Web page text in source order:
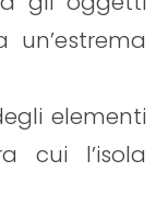
un’estrema
elementi
cui l’isola